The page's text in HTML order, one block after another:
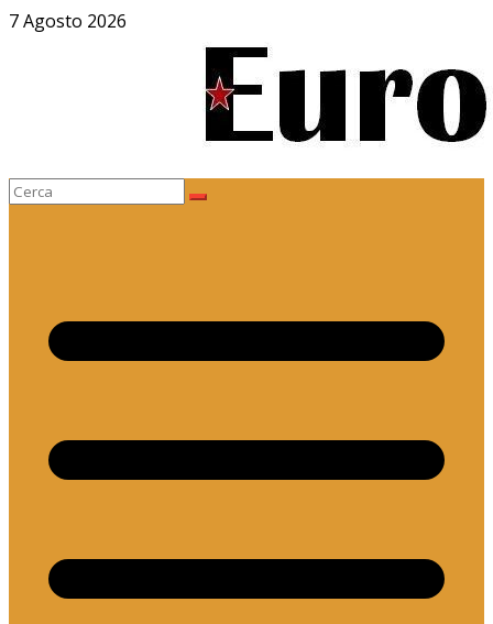
Salta
7 Agosto 2026